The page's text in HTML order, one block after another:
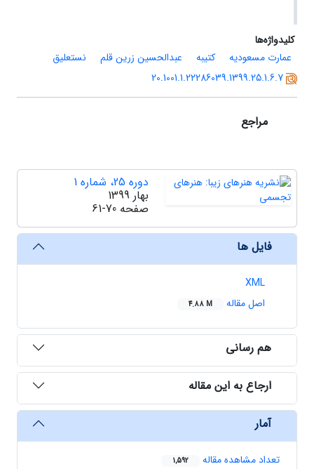
کلیدواژه‌ها
عمارت مسعودیه
کتیبه عبدالحسین زرین قلم
نستعلیق
20.1001.1.22286039.1399.25.1.6.7
مراجع
دوره 25، شماره 1
بهار 1399
صفحه 61-70
فایل ها
XML
اصل مقاله
4.88 M
هم رسانی
ارجاع به این مقاله
آمار
تعداد مشاهده مقاله 1,592